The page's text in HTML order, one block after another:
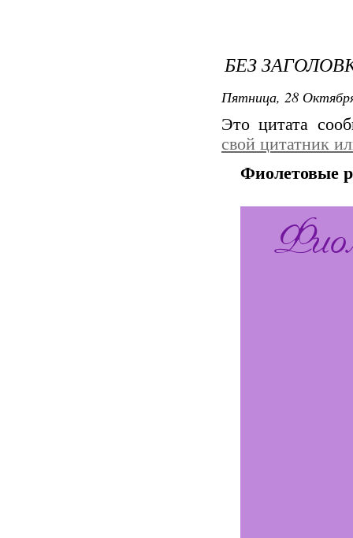
БЕЗ
Пятница, 28
Это цитата
свой цитатник
Фиолетовые